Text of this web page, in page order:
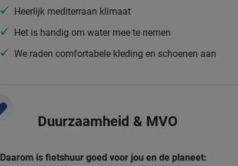
Heerlijk mediterraan klimaat
Het is handig om water mee te nemen
We raden comfortabele kleding en schoenen aan
Duurzaamheid & MVO
Daarom is fietshuur goed voor jou en de planeet: